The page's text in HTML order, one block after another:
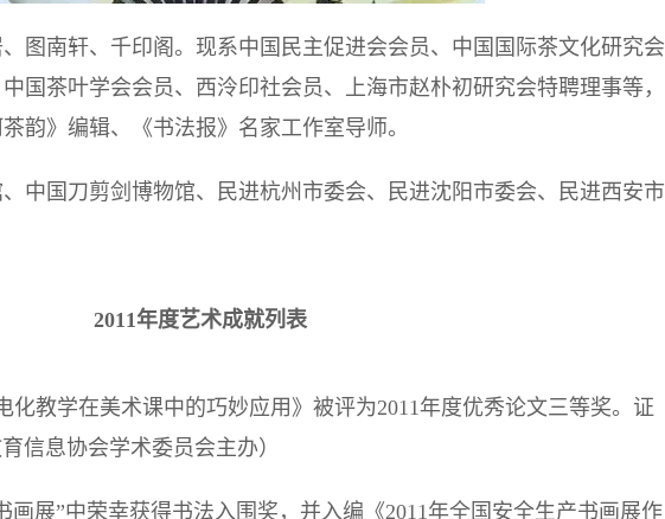
图南轩、千印阁。现系中国民主促进会会员、中国国际茶文化研究会
国茶叶学会会员、西泠印社会员、上海市赵朴初研究会特聘理事等，
韵》编辑、《书法报》名家工作室导师。
中国刀剪剑博物馆、民进杭州市委会、民进沈阳市委会、民进西安市
2011年度艺术成就列表
化教学在美术课中的巧妙应用》被评为2011年度优秀论文三等奖。证
信息协会学术委员会主办）
画展”中荣幸获得书法入围奖，并入编《2011年全国安全生产书画展作